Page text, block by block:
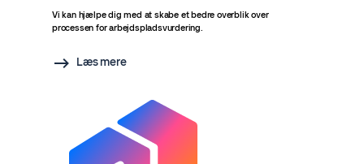
Vi kan hjælpe dig med at skabe et bedre overblik over
processen for arbejdspladsvurdering.
Læs mere